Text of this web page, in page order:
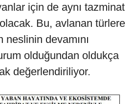
için de aynı tazminat
Bu, avlanan türlere
devamını
olduğundan oldukça
değerlendiriliyor.